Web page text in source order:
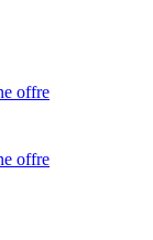
offre
offre